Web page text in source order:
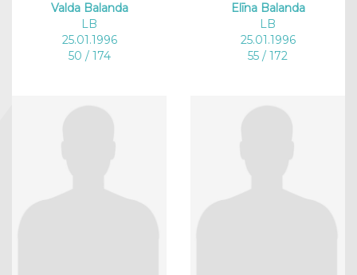
Valda Balanda
LB
25.01.1996
50 / 174
Elīna Balanda
LB
25.01.1996
55 / 172